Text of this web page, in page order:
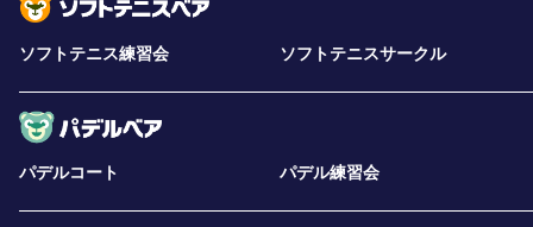
ソフトテニス練習会 ソフトテニスサークル
パデルコート パデル練習会